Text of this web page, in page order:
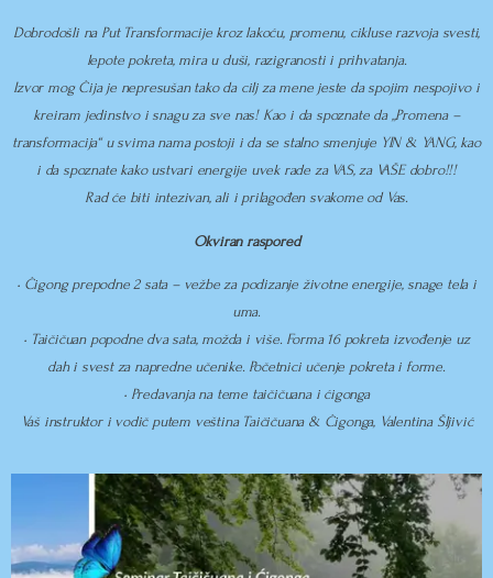
Dobrodošli na Put Transformacije kroz lakoću, promenu, cikluse razvoja svesti,
lepote pokreta, mira u duši, razigranosti i prihvatanja.
Izvor mog Ćija je nepresušan tako da cilj za mene jeste da spojim nespojivo i
kreiram jedinstvo i snagu za sve nas! Kao i da spoznate da „Promena –
transformacija“ u svima nama postoji i da se stalno smenjuje YIN & YANG, kao
i da spoznate kako ustvari energije uvek rade za VAS, za VAŠE dobro!!!
Rad će biti intezivan, ali i prilagođen svakome od Vas.
Okviran raspored
• Ćigong prepodne 2 sata – vežbe za podizanje životne energije, snage tela i
uma.
• Taičičuan popodne dva sata, možda i više. Forma 16 pokreta izvođenje uz
dah i svest za napredne učenike. Početnici učenje pokreta i forme.
• Predavanja na teme taičičuana i ćigonga
Vaš instruktor i vodič putem veština Taičičuana & Ćigonga, Valentina Šljivić